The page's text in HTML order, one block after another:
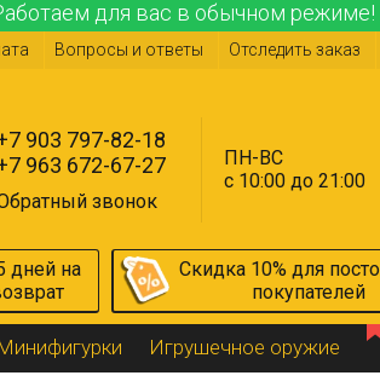
для вас в обычном режиме!
Вопросы и ответы Отследить заказ
903 797-82-18
963 672-67-27
звонок
ПН-ВС
с 10:00 до 21:00
дней на
Скидка 10% для
покупателей
Игрушечное оружие